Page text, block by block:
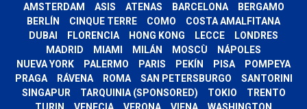
AMSTERDAM ASIS ATENAS BARCELONA
BERGAMO
BERLÍN
CINQUE TERRE COMO
COSTA AMALFITANA
DUBAI
FLORENCIA HONG KONG LECCE
LONDRES
MADRID
MIAMI MILÁN MOSCÙ
NÁPOLES
NUEVA YORK
PALERMO PARIS PEKÍN PISA
POMPEYA
PRAGA
RÁVENA ROMA SAN PETERSBURGO
SANTORINI
SINGAPUR
TARQUINIA (SPONSORED) TOKIO
TRENTO